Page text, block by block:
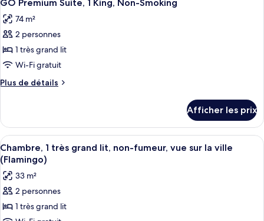
grands
lits,
non-
fumeur
(Go)
lits,
non-
(Go)
toutes
les
photos
pour
ce
type
de
GO
Premium
Suite,
1
King,
Non-
Smoking
GO Premium Suite, 1 King, Non-Smoking
74 m²
2 personnes
1 très grand lit
Wi-Fi gratuit
Plus de détails
Plus
GO
Premium
Suite,
1
King,
Non-
Smoking
Afficher les prix
Afficher
toutes
les
photos
pour
ce
Une chambre d’hôtel avec un grand
6
Chambre, 1 très grand lit, non-fumeur, vue sur la ville
(Flamingo)
33 m²
2 personnes
1 très grand lit